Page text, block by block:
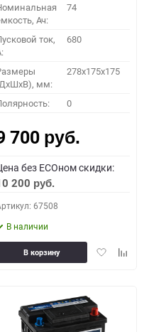
Ач:
74
ток,
680
мм:
278x175x175
0
700 руб.
без ECOном скидки:
200 руб.
67508
В наличии
Добавить
В корзину